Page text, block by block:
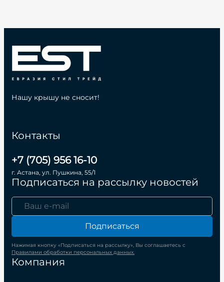
Компания
Контакты
+7 (705) 956 16-10
г. Астана, ул. Пушкина, 55/1
Подписаться на рассылку новостей
Подписаться
Нажимая кнопку «Подписаться на рассылку», Вы соглашаетесь с
Правилами обработки персональных данных.
Нашу крышу не сносит!